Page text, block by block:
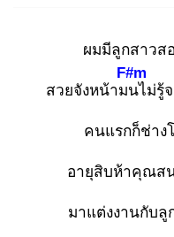
ผมมีลูกสาวส
สวยจังหน้ามน
F#m
ไม่รู้
คนแรกก็ช่าง
อายุสิบห้าคุณส
มาแต่งงานกับลู